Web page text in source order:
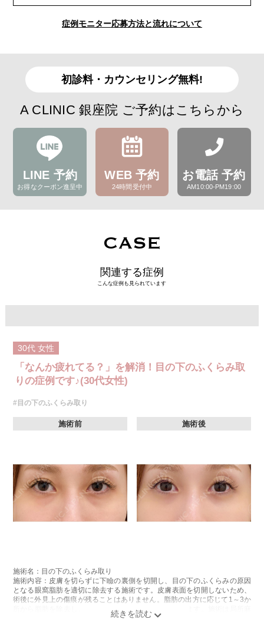
症例モニター応募方法と流れについて
初診料・カウンセリング無料!
A CLINIC 銀座院 ご予約はこちらから
LINE 予約
お得なクーポン進呈中
WEB 予約
24時間受付中
お電話 予約
AM10:00-PM19:00
CASE
関連する症例
こんな症例も見られています
30代 女性
「なんか疲れてる？」を解消！目の下のふくらみ取
りの症例です♪(30代女性)
#目の下のふくらみ取り
施術前 施術後
施術名：目の下のふくらみ取り
施術内容：皮膚を切らずに下瞼の裏側を切開し、目の下のふくらみの原因
となる眼窩脂肪を適切に除去する施術です。皮膚表面を切開しないため、
術後に外見上の傷痕が残ることはありません。脂肪の出方に応じて1～3か
所から脂肪を除去し、目の下の凹凸をなめらかに整えます。施術は局所麻